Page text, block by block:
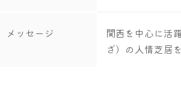
メッセージ
関西を中心に活
ざ）の人情芝居